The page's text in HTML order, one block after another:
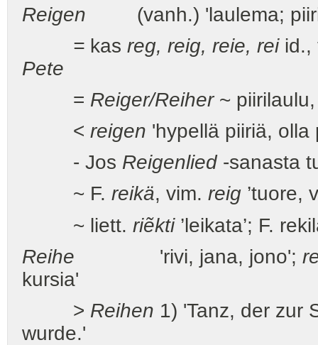
Reigen (vanh.) 'laulema;
= kas reg, reig, reie, reiid.,
Pete
= Reiger/Reiher ~
< reigen 'hypellä piiriä,
- Jos Reigenlied-sanasta
~ F. reikä, vim. reig ’tuore,
~ liett. riẽkti’leikata’; F.
Reihe 'rivi, jana, jono';
kursia'
> Reihen 1) 'Tanz, der zur
wurde.'